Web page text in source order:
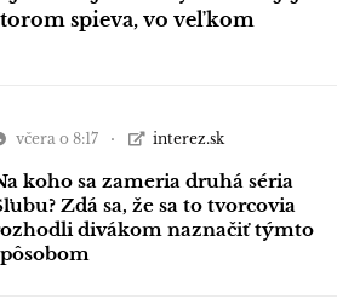
spieva, vo veľkom
včera o 8:17 interez.sk
koho sa zameria druhá séria
Zdá sa, že sa to tvorcovia
divákom naznačiť týmto